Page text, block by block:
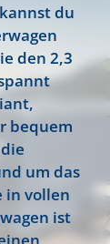
kannst du
den 2,3
bequem
um das
in vollen
ist